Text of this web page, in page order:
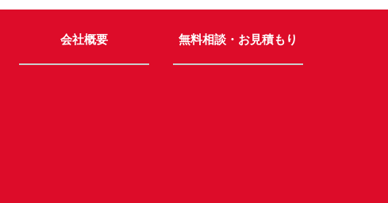
会社概要 無料相談・お見積もり